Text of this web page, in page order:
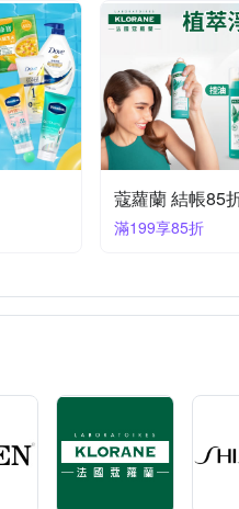
SCREEN 斯古林
SEBASTIAN
富錦
依照包裝標示
如包裝上所示
依瓶身所示)
依包裝上所示
1095天
依商品外包裝顯示
蔻蘿蘭 結帳85
滿199享85折